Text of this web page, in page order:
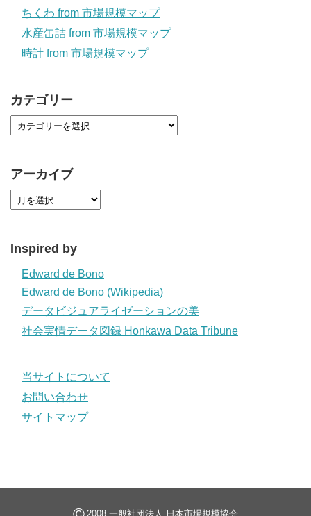
ちくわ from 市場規模マップ
水産缶詰 from 市場規模マップ
時計 from 市場規模マップ
カテゴリー
アーカイブ
Inspired by
Edward de Bono
Edward de Bono (Wikipedia)
データビジュアライゼーションの美
社会実情データ図録 Honkawa Data Tribune
当サイトについて
お問い合わせ
サイトマップ
2008 一般社団法人 日本市場規模協会